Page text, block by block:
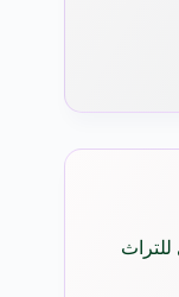
للتراث